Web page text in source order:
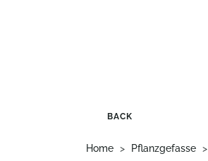
BACK
Home > Pflanzgefasse >